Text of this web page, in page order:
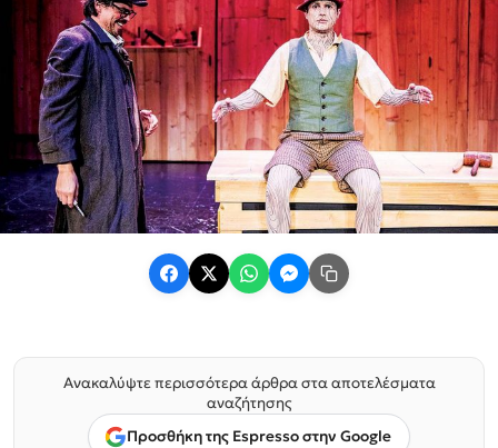
Ανακαλύψτε περισσότερα άρθρα στα αποτελέσματα
αναζήτησης
Προσθήκη της Espresso στην Google